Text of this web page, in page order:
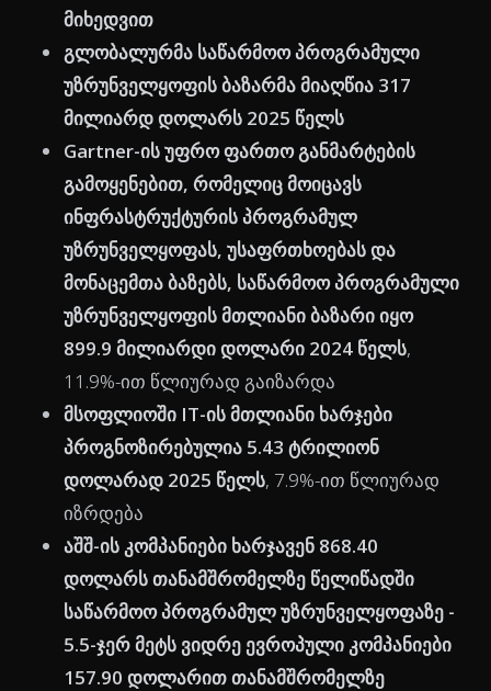
მიხედვით
გლობალურმა საწარმოო პროგრამული
უზრუნველყოფის ბაზარმა მიაღწია 317
მილიარდ დოლარს 2025 წელს
Gartner-ის უფრო ფართო განმარტების
გამოყენებით, რომელიც მოიცავს
ინფრასტრუქტურის პროგრამულ
უზრუნველყოფას, უსაფრთხოებას და
მონაცემთა ბაზებს, საწარმოო პროგრამული
უზრუნველყოფის მთლიანი ბაზარი იყო
899.9 მილიარდი დოლარი 2024 წელს,
11.9%-ით წლიურად გაიზარდა
მსოფლიოში IT-ის მთლიანი ხარჯები
პროგნოზირებულია 5.43 ტრილიონ
დოლარად 2025 წელს, 7.9%-ით წლიურად
იზრდება
აშშ-ის კომპანიები ხარჯავენ 868.40
დოლარს თანამშრომელზე წელიწადში
საწარმოო პროგრამულ უზრუნველყოფაზე -
5.5-ჯერ მეტს ვიდრე ევროპული კომპანიები
157.90 დოლარით თანამშრომელზე